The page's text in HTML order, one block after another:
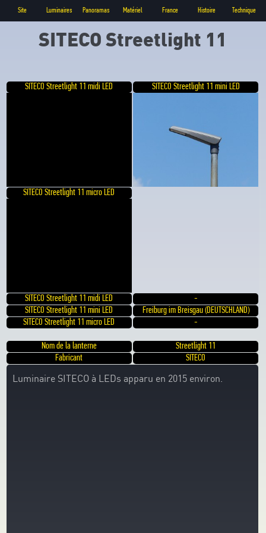
Site Luminaires Panoramas Matériel France Histoire Technique
SITECO Streetlight 11
SITECO Streetlight 11 midi LED SITECO Streetlight 11 mini LED
SITECO Streetlight 11 micro LED
SITECO Streetlight 11 midi LED
-
SITECO Streetlight 11 mini LED
Freiburg im Breisgau (DEUTSCHLAND)
SITECO Streetlight 11 micro LED
-
Nom de la lanterne
Streetlight 11
Fabricant
SITECO
Luminaire SITECO à LEDs apparu en 2015 environ.